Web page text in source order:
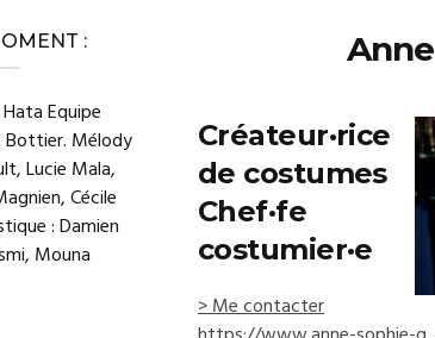
Créateur·rice
de costumes
Chef·fe
costumier·e
> Me contacter
:
Equipe
Bottier. Mélody
Lucie Mala,
Cécile
: Damien
Mouna